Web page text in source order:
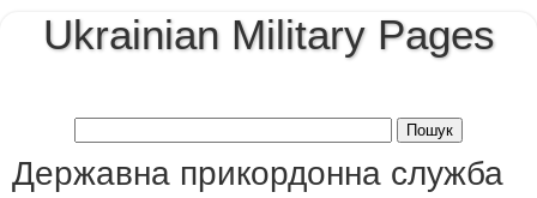
Ukrainian Military Pages
Державна прикордонна служба